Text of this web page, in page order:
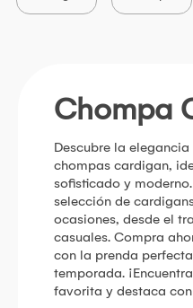
Chompa
Descubre la
chompas cardigan,
sofisticado y
selección de
ocasiones, desde el
casuales. Compra
con la prenda
temporada.
favorita y destaca